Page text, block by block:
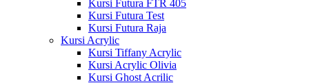
Kursi Futura FTR 405
Kursi Futura Test
Kursi Futura Raja
Kursi Acrylic
Kursi Tiffany Acrylic
Kursi Acrylic Olivia
Kursi Ghost Acrilic